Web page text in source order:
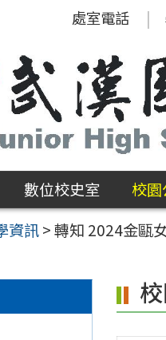
處室電話
數位校史室 校
資訊>轉知 2024金甌